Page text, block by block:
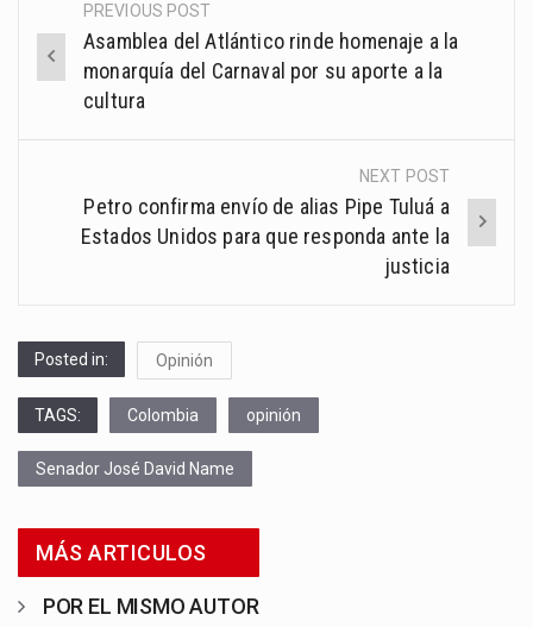
Post
navigation
PREVIOUS POST
Asamblea del Atlántico rinde homenaje a la
monarquía del Carnaval por su aporte a la
cultura
NEXT POST
Petro confirma envío de alias Pipe Tuluá a
Estados Unidos para que responda ante la
justicia
Posted in: Opinión
TAGS: Colombia opinión
Senador José David Name
MÁS ARTICULOS
POR EL MISMO AUTOR